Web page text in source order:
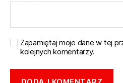
Zapamiętaj moje dane w tej
kolejnych komentarzy.